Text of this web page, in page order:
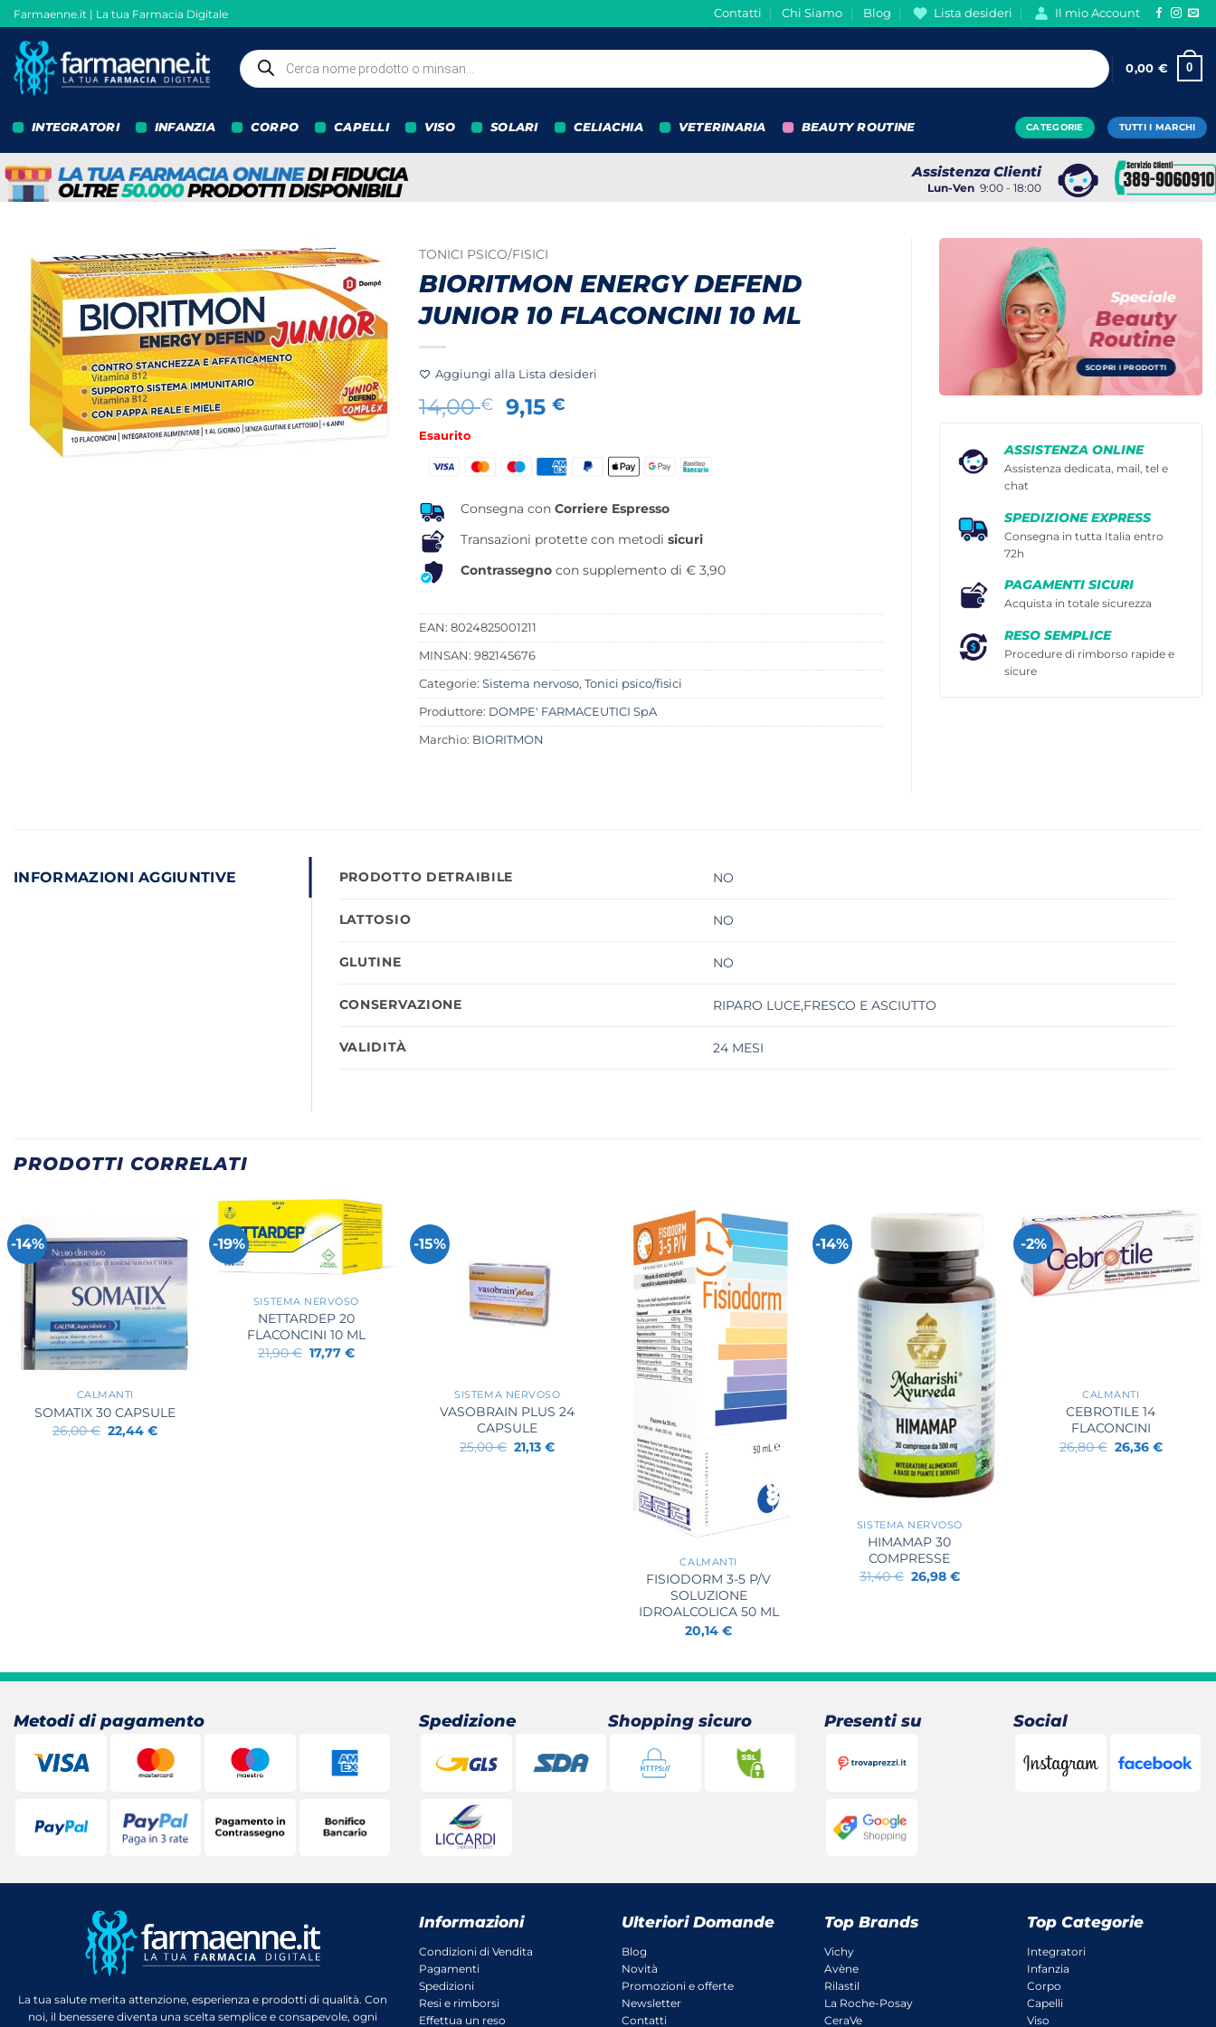
Salta
ai
contenuti
Farmaenne.it | La tua Farmacia Digitale Contatti Chi Siamo Blog Lista desideri Il mio Account
Ricerca
prodotti
0,00 € 0
INTEGRATORI INFANZIA CORPO CAPELLI VISO SOLARI CELIACHIA VETERINARIA BEAUTY ROUTINE CATEGORIE TUTTI I MARCHI
Assistenza Clienti
Lun-Ven 9:00 - 18:00
TONICI PSICO/FISICI
BIORITMON ENERGY DEFEND
JUNIOR 10 FLACONCINI 10 ML
Aggiungi alla Lista desideri
14,00€
Il
era:
9,15€
attuale
è:
Esaurito
Consegna con Corriere Espresso
Transazioni protette con metodi sicuri
Contrassegno con supplemento di € 3,90
EAN: 8024825001211
MINSAN: 982145676
Categorie: Sistema nervoso, Tonici psico/fisici
Produttore: DOMPE' FARMACEUTICI SpA
Marchio: BIORITMON
Speciale
Beauty
Routine
SCOPRI I PRODOTTI
ASSISTENZA ONLINE
Assistenza dedicata, mail, tel e
chat
SPEDIZIONE EXPRESS
Consegna in tutta Italia entro
72h
PAGAMENTI SICURI
Acquista in totale sicurezza
RESO SEMPLICE
Procedure di rimborso rapide e
sicure
INFORMAZIONI AGGIUNTIVE PRODOTTO DETRAIBILE NO
LATTOSIO NO
GLUTINE NO
CONSERVAZIONE RIPARO LUCE,FRESCO E ASCIUTTO
VALIDITÀ 24 MESI
PRODOTTI CORRELATI
-14%
+
CALMANTI
SOMATIX 30 CAPSULE
26,00€ Il
prezzo
22,44€Il
-19%
+
SISTEMA NERVOSO
NETTARDEP 20
FLACONCINI 10 ML
21,90€ Il
prezzo
17,77€Il
-15%
SISTEMA NERVOSO
VASOBRAIN PLUS 24
CAPSULE
25,00€ Il
prezzo
21,13€Il
CALMANTI
FISIODORM 3-5 P/V
SOLUZIONE
IDROALCOLICA 50 ML
20,14€
-14%
SISTEMA NERVOSO
HIMAMAP 30
COMPRESSE
31,40€ Il
prezzo
26,98€Il
-2%
CALMANTI
CEBROTILE 14
FLACONCINI
26,80€ Il
prezzo
26,36 €Il
Metodi di pagamento Spedizione Shopping sicuro Presenti su Social
La tua salute merita attenzione, esperienza e prodotti di qualità. Con
noi, il benessere diventa una scelta semplice e consapevole, ogni
Informazioni
Condizioni di Vendita
Pagamenti
Spedizioni
Resi e rimborsi
Effettua un reso
Ulteriori Domande
Blog
Novità
Promozioni e offerte
Newsletter
Contatti
Top Brands
Vichy
Avène
Rilastil
La Roche-Posay
CeraVe
Top Categorie
Integratori
Infanzia
Corpo
Capelli
Viso